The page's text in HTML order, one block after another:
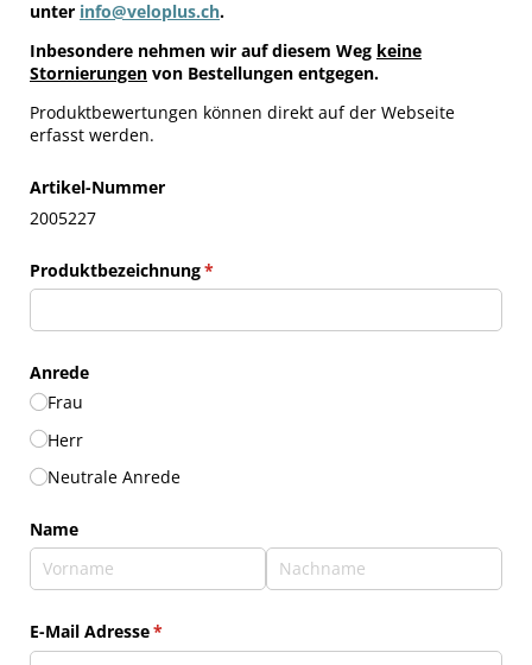
unter info@veloplus.ch.
Inbesondere nehmen wir auf diesem Weg keine
Stornierungen von Bestellungen entgegen.
Produktbewertungen können direkt auf der Webseite
erfasst werden.
Artikel-Nummer
2005227
Produktbezeichnung*
(erforderlich)
Anrede
Frau
Herr
Neutrale Anrede
Name
E-Mail Adresse*
(erforderlich)